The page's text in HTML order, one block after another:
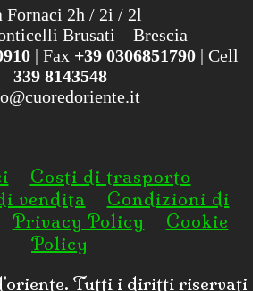
Fornaci 2h / 2i / 2l
Brusati – Brescia
| Fax +39 0306851790 | Cell
339 8143548
Costi di trasporto
vendita
Condizioni di
Privacy Policy
Cookie
Policy
. Tutti i diritti riservati